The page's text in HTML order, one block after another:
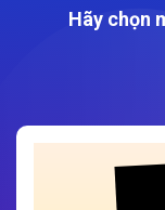
Hãy chọn